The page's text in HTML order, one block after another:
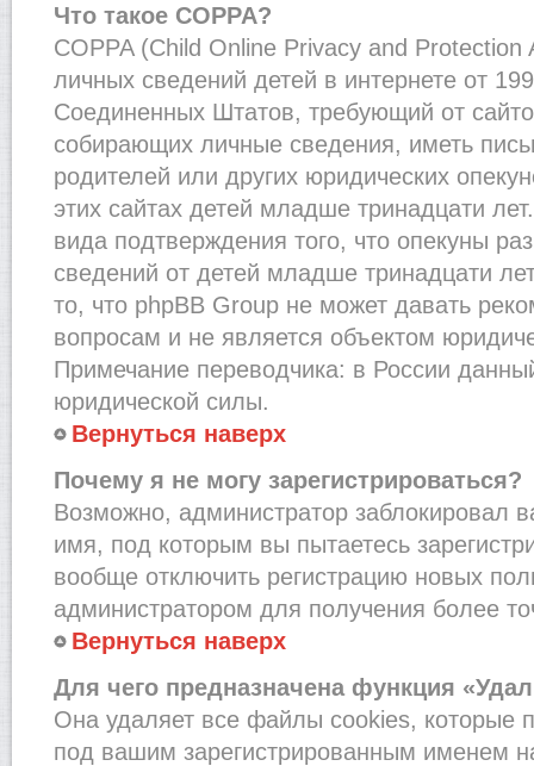
Что такое COPPA?
COPPA (Child Online Privacy and Protection
личных сведений детей в интернете от
Соединенных Штатов, требующий от
собирающих личные сведения, иметь
родителей или других юридических
этих сайтах детей младше тринадцати
вида подтверждения того, что опекуны
сведений от детей младше тринадцати
то, что phpBB Group не может давать
вопросам и не является объектом
Примечание переводчика: в России
юридической силы.
Вернуться наверх
Почему я не могу зарегистрироваться?
Возможно, администратор заблокировал
имя, под которым вы пытаетесь
вообще отключить регистрацию новых
администратором для получения более
Вернуться наверх
Для чего предназначена функция
Она удаляет все файлы cookies, которые
под вашим зарегистрированным именем